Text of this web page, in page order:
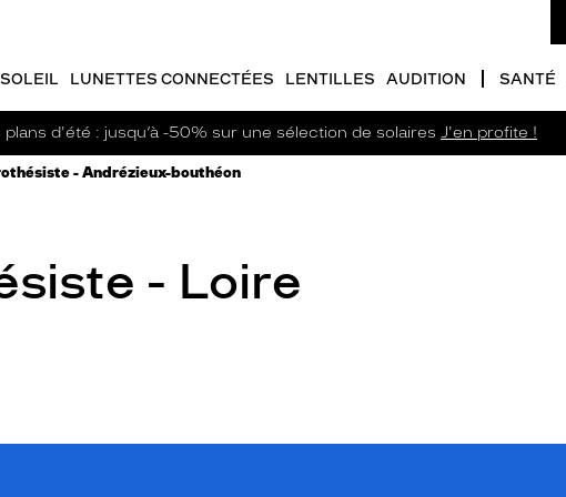
LUNETTES CONNECTÉES LENTILLES AUDITION SANTÉ
plans d'été : jusqu’à -50% sur une sélection de solaires J'en profite !
- Andrézieux-bouthéon
- Loire